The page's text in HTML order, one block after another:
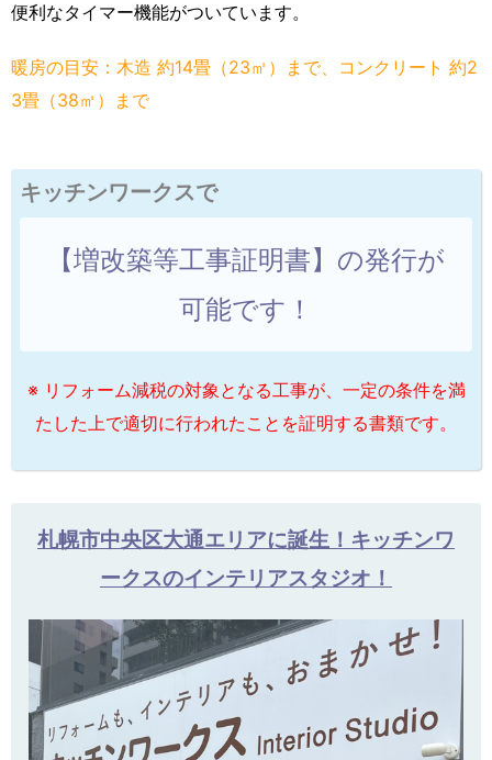
便利なタイマー機能がついています。
暖房の目安：木造 約14畳（23㎡）まで、コンクリート 約2
3畳（38㎡）まで
キッチンワークスで
【増改築等工事証明書】の発行が
可能です！
※ リフォーム減税の対象となる工事が、一定の条件を満
たした上で適切に行われたことを証明する書類です。
札幌市中央区大通エリアに誕生！キッチンワ
ークスのインテリアスタジオ！